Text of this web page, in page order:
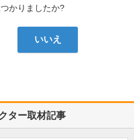
かりましたか?
いいえ
ター取材記事